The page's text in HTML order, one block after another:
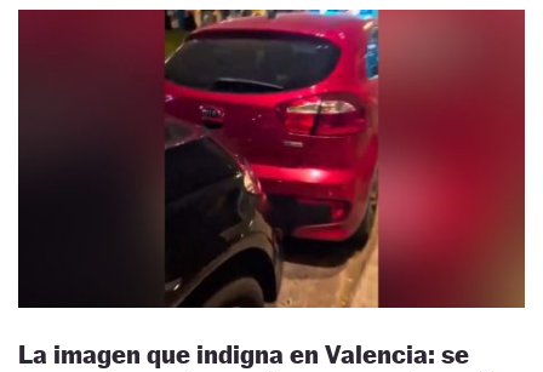
La imagen que indigna en Valencia: se